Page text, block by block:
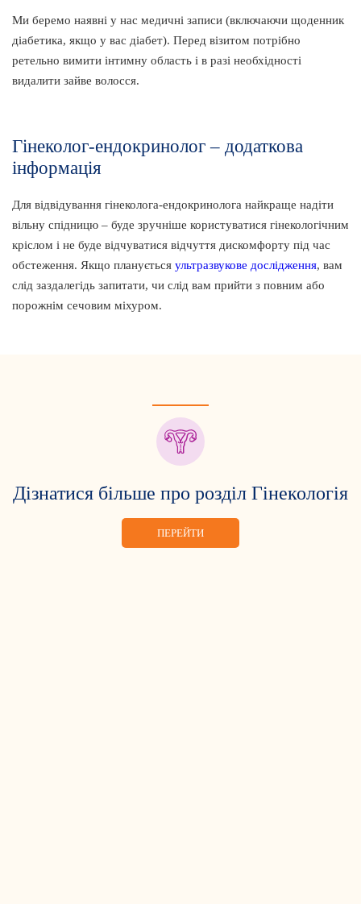
Ми беремо наявні у нас медичні записи (включаючи щоденник
діабетика, якщо у вас діабет). Перед візитом потрібно
ретельно вимити інтимну область і в разі необхідності
видалити зайве волосся.
Гінеколог-ендокринолог – додаткова
інформація
Для відвідування гінеколога-ендокринолога найкраще надіти
вільну спідницю – буде зручніше користуватися гінекологічним
кріслом і не буде відчуватися відчуття дискомфорту під час
обстеження. Якщо планується ультразвукове дослідження, вам
слід заздалегідь запитати, чи слід вам прийти з повним або
порожнім сечовим міхуром.
Дізнатися більше про розділ Гінекологія
ПЕРЕЙТИ